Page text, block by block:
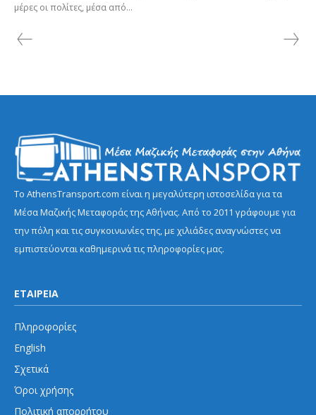
μέρες οι πολίτες, μέσα από...
Το AthensTransport.com είναι η μεγαλύτερη ιστοσελίδα για τα
Μέσα Μαζικής Μεταφοράς της Αθήνας. Από το 2011 γράφουμε για
την πόλη και τις συγκοινωνίες της, με χιλιάδες αναγνώστες να
εμπιστεύονται καθημερινά τις πληροφορίες μας.
ΕΤΑΙΡΕΙΑ
Πληροφορίες
English
Σχετικά
Όροι χρήσης
Πολιτική απορρήτου